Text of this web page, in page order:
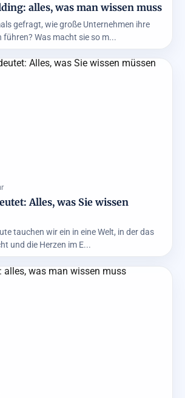
alles, was man wissen muss
gefragt, wie große Unternehmen ihre
Was macht sie so m...
Alles, was Sie wissen
tauchen wir ein in eine Welt, in der das
und die Herzen im E...